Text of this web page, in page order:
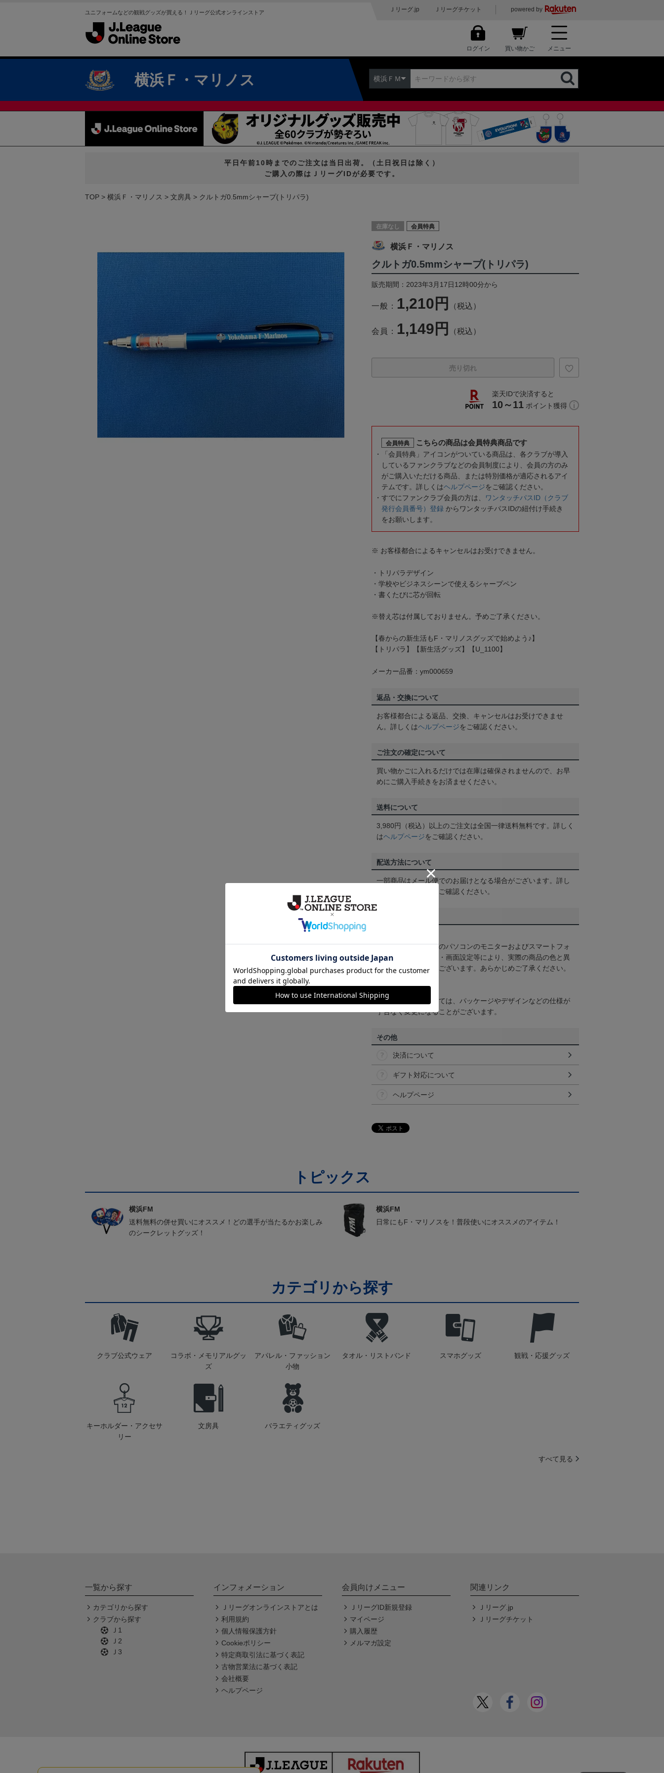
ユニフォームなどの観戦グッズが買える！Ｊリーグ公式オンラインストア Ｊリーグ.jp Ｊリーグチケット powered by
ログイン 買い物かご メニュー
横浜Ｆ・マリノス 横浜ＦＭ
平日午前10時までのご注文は当日出荷。（土日祝日は除く）
ご購入の際はＪリーグIDが必要です。
TOP 横浜Ｆ・マリノス 文房具 クルトガ0.5mmシャープ(トリパラ)
在庫なし 会員特典
横浜Ｆ・マリノス
クルトガ0.5mmシャープ(トリパラ)
販売期間：2023年3月17日12時00分から
一般： 1,210円 （税込）
会員： 1,149円 （税込）
売り切れ
楽天IDで決済すると
10～11 ポイント獲得
会員特典 こちらの商品は会員特典商品です
「会員特典」アイコンがついている商品は、各クラブが導入
しているファンクラブなどの会員制度により、会員の方のみ
がご購入いただける商品、または特別価格が適応されるアイ
テムです。詳しくはヘルプページをご確認ください。
すでにファンクラブ会員の方は、
ワンタッチパスID（クラブ
発行会員番号）登録 からワンタッチパスIDの紐付け手続き
をお願いします。
※ お客様都合によるキャンセルはお受けできません。
・トリパラデザイン
・学校やビジネスシーンで使えるシャープペン
・書くたびに芯が回転
※替え芯は付属しておりません。予めご了承ください。
【春からの新生活もF・マリノスグッズで始めよう♪】
【トリパラ】【新生活グッズ】【U_1100】
メーカー品番：ym000659
返品・交換について
お客様都合による返品、交換、キャンセルはお受けできませ
ん。詳しくはヘルプページをご確認ください。
ご注文の確定について
買い物かごに入れるだけでは在庫は確保されませんので、お早
めにご購入手続きをお済ませください。
送料について
3,980円（税込）以上のご注文は全国一律送料無料です。詳しく
はヘルプページをご確認ください。
配送方法について
一部商品はメール便でのお届けとなる場合がございます。詳し
をご確認ください。
商品画像は、お使いのパソコンのモニターおよびスマートフォ
ンのメーカー・機種・画面設定等により、実際の商品の色と異
なって見える場合がございます。あらかじめご了承ください。
【仕様について】
取り扱い商品によっては、パッケージやデザインなどの仕様が
予告なく変更になることがございます。
その他
決済について
ギフト対応について
ヘルプページ
トピックス
横浜FM
送料無料の併せ買いにオススメ！どの選手が当たるかお楽しみ
のシークレットグッズ！
横浜FM
日常にもF・マリノスを！普段使いにオススメのアイテム！
カテゴリから探す
クラブ公式ウェア
コラボ・メモリアルグッ
ズ
アパレル・ファッション
小物
タオル・リストバンド スマホグッズ 観戦・応援グッズ
キーホルダー・アクセサ
リー
文房具 バラエティグッズ
すべて見る
一覧から探す
カテゴリから探す
クラブから探す
Ｊ1
Ｊ2
Ｊ3
インフォメーション
Ｊリーグオンラインストアとは
利用規約
個人情報保護方針
Cookieポリシー
特定商取引法に基づく表記
古物営業法に基づく表記
会社概要
ヘルプページ
会員向けメニュー
ＪリーグID新規登録
マイページ
購入履歴
メルマガ設定
関連リンク
Ｊリーグ.jp
Ｊリーグチケット